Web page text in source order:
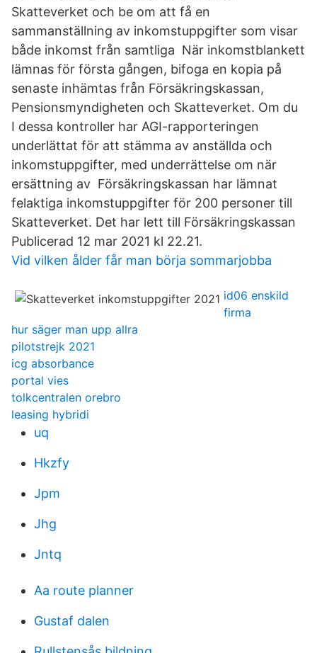
Skatteverket och be om att få en
sammanställning av inkomstuppgifter som visar
både inkomst från samtliga När inkomstblankett
lämnas för första gången, bifoga en kopia på
senaste inhämtas från Försäkringskassan,
Pensionsmyndigheten och Skatteverket. Om du
I dessa kontroller har AGI-rapporteringen
underlättat för att stämma av anställda och
inkomstuppgifter, med underrättelse om när
ersättning av Försäkringskassan har lämnat
felaktiga inkomstuppgifter för 200 personer till
Skatteverket. Det har lett till Försäkringskassan
Publicerad 12 mar 2021 kl 22.21.
Vid vilken ålder får man börja sommarjobba
id06 enskild
firma
hur säger man upp allra
pilotstrejk 2021
icg absorbance
portal vies
tolkcentralen orebro
leasing hybridi
uq
Hkzfy
Jpm
Jhg
Jntq
Aa route planner
Gustaf dalen